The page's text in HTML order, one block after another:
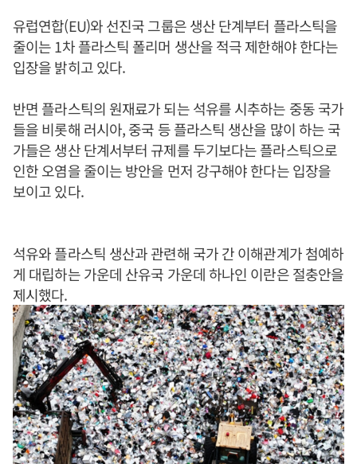
유럽연합(EU)와 선진국 그룹은 생산 단계부터 플라스틱을
줄이는 1차 플라스틱 폴리머 생산을 적극 제한해야 한다는
입장을 밝히고 있다.
반면 플라스틱의 원재료가 되는 석유를 시추하는 중동 국가
들을 비롯해 러시아, 중국 등 플라스틱 생산을 많이 하는 국
가들은 생산 단계서부터 규제를 두기보다는 플라스틱으로
인한 오염을 줄이는 방안을 먼저 강구해야 한다는 입장을
보이고 있다.
석유와 플라스틱 생산과 관련해 국가 간 이해관계가 첨예하
게 대립하는 가운데 산유국 가운데 하나인 이란은 절충안을
제시했다.